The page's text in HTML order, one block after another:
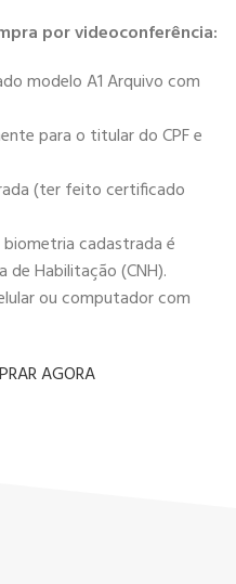
por videoconferência:
modelo A1 Arquivo com
para o titular do CPF e
(ter feito certificado
cadastrada é
de Habilitação (CNH).
ou computador com
AGORA